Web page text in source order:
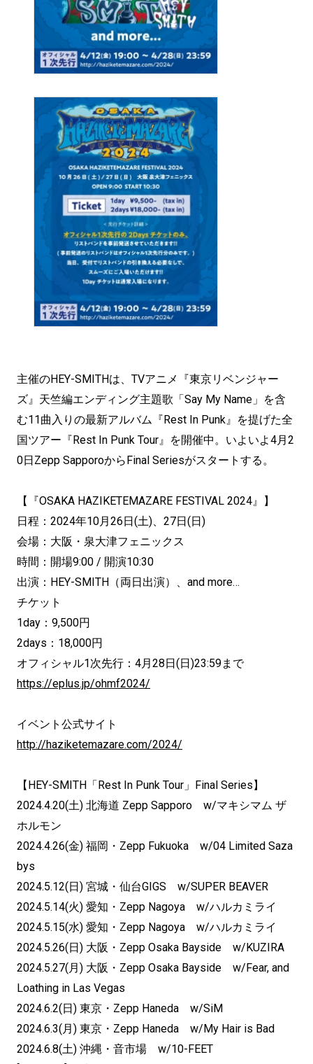
主催のHEY-SMITHは、TVアニメ『東京リベンジャー
ズ』天竺編エンディング主題歌「Say My Name」を含
む11曲入りの最新アルバム『Rest In Punk』を提げた全
国ツアー『Rest In Punk Tour』を開催中。いよいよ4月2
0日Zepp SapporoからFinal Seriesがスタートする。
【『OSAKA HAZIKETEMAZARE FESTIVAL 2024』】
日程：2024年10月26日(土)、27日(日)
会場：大阪・泉大津フェニックス
時間：開場9:00 / 開演10:30
出演：HEY-SMITH（両日出演）、and more…
チケット
1day：9,500円
2days：18,000円
オフィシャル1次先行：4月28日(日)23:59まで
https://eplus.jp/ohmf2024/
イベント公式サイト
http://haziketemazare.com/2024/
【HEY-SMITH「Rest In Punk Tour」Final Series】
2024.4.20(土) 北海道 Zepp Sapporo w/マキシマム ザ
ホルモン
2024.4.26(金) 福岡・Zepp Fukuoka w/04 Limited Saza
bys
2024.5.12(日) 宮城・仙台GIGS w/SUPER BEAVER
2024.5.14(火) 愛知・Zepp Nagoya w/ハルカミライ
2024.5.15(水) 愛知・Zepp Nagoya w/ハルカミライ
2024.5.26(日) 大阪・Zepp Osaka Bayside w/KUZIRA
2024.5.27(月) 大阪・Zepp Osaka Bayside w/Fear, and
Loathing in Las Vegas
2024.6.2(日) 東京・Zepp Haneda w/SiM
2024.6.3(月) 東京・Zepp Haneda w/My Hair is Bad
2024.6.8(土) 沖縄・音市場 w/10-FEET